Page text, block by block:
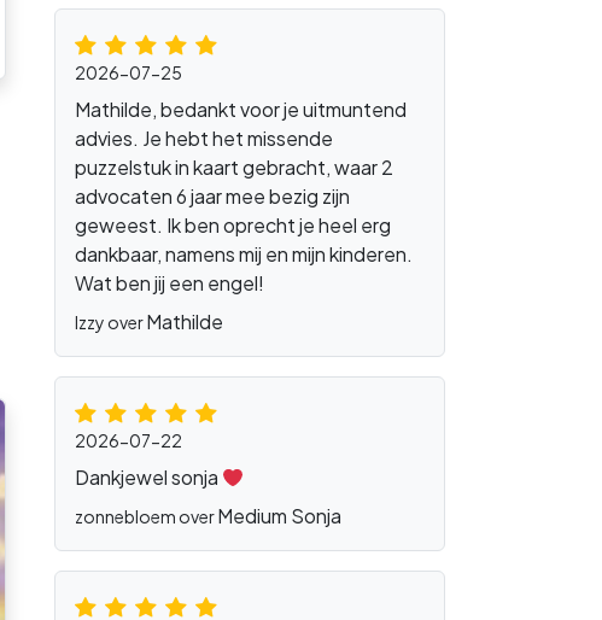
2026-07-25
Mathilde, bedankt voor je uitmuntend
advies. Je hebt het missende
puzzelstuk in kaart gebracht, waar 2
advocaten 6 jaar mee bezig zijn
geweest. Ik ben oprecht je heel erg
dankbaar, namens mij en mijn kinderen.
Wat ben jij een engel!
Izzy overMathilde
2026-07-22
Dankjewel sonja
zonnebloem overMedium Sonja